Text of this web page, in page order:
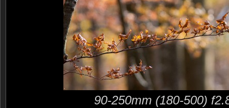
90-250mm (180-500)